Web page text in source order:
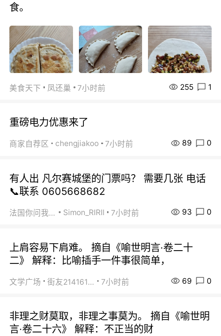
食。
美食天下 凤还巢 7小时前 255 1
重磅电力优惠来了
商家自荐区 chengjiakoo 7小时前 89 0
有人出 凡尔赛城堡的门票吗？ 需要几张 电话
📞联系 0605668682
法国你问我答 Simon_RIRIl 7小时前 93 0
上肩容易下肩难。 摘自《喻世明言·卷二十
二》 解释：比喻插手一件事很简单，
文学广场 街友21416156 7小时前 69 0
非理之财莫取，非理之事莫为。 摘自《喻世明
言·卷二十六》 解释：不正当的财